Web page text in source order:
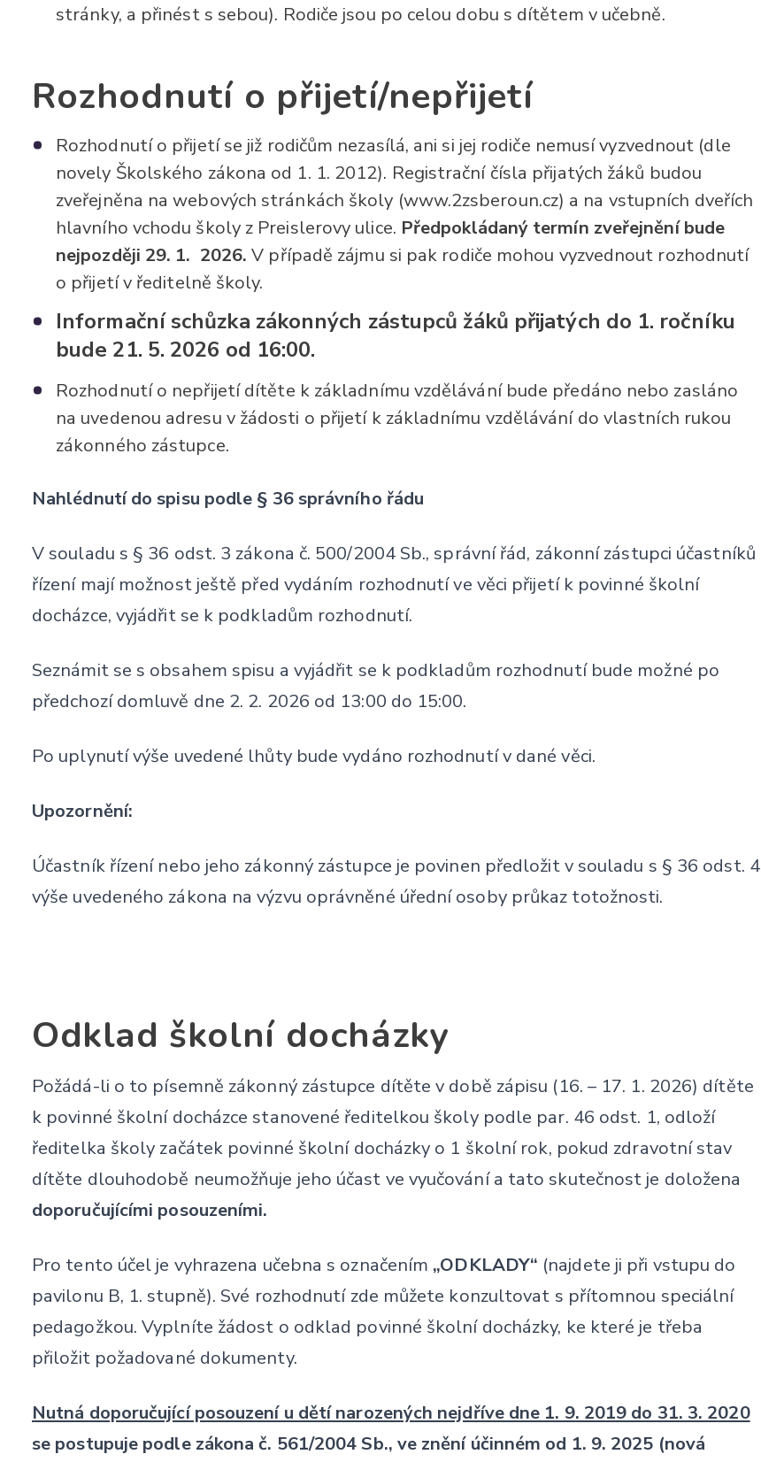
stránky, a přinést s sebou). Rodiče jsou po celou dobu s dítětem v učebně.
Rozhodnutí o přijetí/nepřijetí
Rozhodnutí o přijetí se již rodičům nezasílá, ani si jej rodiče nemusí vyzvednout (dle
novely Školského zákona od 1. 1. 2012). Registrační čísla přijatých žáků budou
zveřejněna na webových stránkách školy (www.2zsberoun.cz) a na vstupních dveřích
hlavního vchodu školy z Preislerovy ulice. Předpokládaný termín zveřejnění bude
nejpozději 29. 1. 2026. V případě zájmu si pak rodiče mohou vyzvednout rozhodnutí
o přijetí v ředitelně školy.
Informační schůzka zákonných zástupců žáků přijatých do 1. ročníku
bude 21. 5. 2026 od 16:00.
Rozhodnutí o nepřijetí dítěte k základnímu vzdělávání bude předáno nebo zasláno
na uvedenou adresu v žádosti o přijetí k základnímu vzdělávání do vlastních rukou
zákonného zástupce.
Nahlédnutí do spisu podle § 36 správního řádu
V souladu s § 36 odst. 3 zákona č. 500/2004 Sb., správní řád, zákonní zástupci účastníků
řízení mají možnost ještě před vydáním rozhodnutí ve věci přijetí k povinné školní
docházce, vyjádřit se k podkladům rozhodnutí.
Seznámit se s obsahem spisu a vyjádřit se k podkladům rozhodnutí bude možné po
předchozí domluvě dne 2. 2. 2026 od 13:00 do 15:00.
Po uplynutí výše uvedené lhůty bude vydáno rozhodnutí v dané věci.
Upozornění:
Účastník řízení nebo jeho zákonný zástupce je povinen předložit v souladu s § 36 odst. 4
výše uvedeného zákona na výzvu oprávněné úřední osoby průkaz totožnosti.
Odklad školní docházky
Požádá-li o to písemně zákonný zástupce dítěte v době zápisu (16. – 17. 1. 2026) dítěte
k povinné školní docházce stanovené ředitelkou školy podle par. 46 odst. 1, odloží
ředitelka školy začátek povinné školní docházky o 1 školní rok, pokud zdravotní stav
dítěte dlouhodobě neumožňuje jeho účast ve vyučování a tato skutečnost je doložena
doporučujícími posouzeními.
Pro tento účel je vyhrazena učebna s označením „ODKLADY“ (najdete ji při vstupu do
pavilonu B, 1. stupně). Své rozhodnutí zde můžete konzultovat s přítomnou speciální
pedagožkou. Vyplníte žádost o odklad povinné školní docházky, ke které je třeba
přiložit požadované dokumenty.
Nutná doporučující posouzení u dětí narozených nejdříve dne 1. 9. 2019 do 31. 3. 2020
se postupuje podle zákona č. 561/2004 Sb., ve znění účinném od 1. 9. 2025 (nová